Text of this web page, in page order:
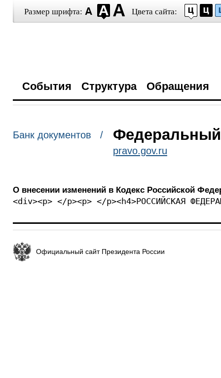
Размер шрифта: Цвета сайта:
События Структура Обращения
Банк документов / Федеральный
pravo.gov.ru
О внесении изменений в Кодекс Российской
<div><p> </p><p> </p><h4>РОССИЙСКАЯ
Официальный сайт Президента России